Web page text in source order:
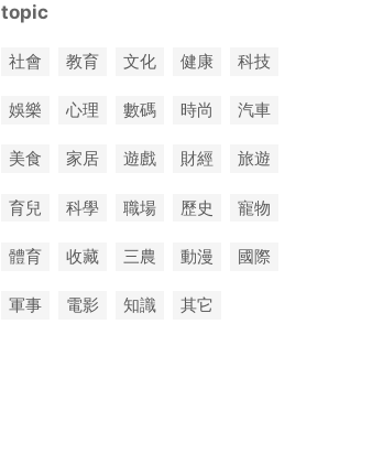
topic
社會 教育 文化 健康 科技
娛樂 心理 數碼 時尚 汽車
美食 家居 遊戲 財經 旅遊
育兒 科學 職場 歷史 寵物
體育 收藏 三農 動漫 國際
軍事 電影 知識 其它